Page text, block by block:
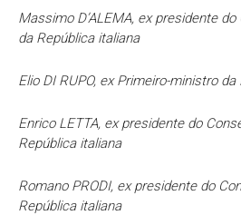
Massimo D’ALEMA, ex presidente
da República italiana
Elio DI RUPO, ex Primeiro-ministro da
Enrico LETTA, ex presidente do
República italiana
Romano PRODI, ex presidente do
República italiana